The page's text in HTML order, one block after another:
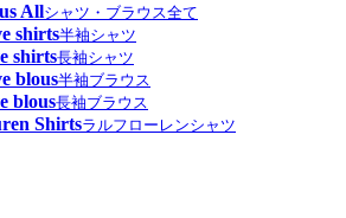
Allシャツ・ブラウス全て
shirts半袖シャツ
shirts長袖シャツ
blous半袖ブラウス
blous長袖ブラウス
Shirtsラルフローレンシャツ